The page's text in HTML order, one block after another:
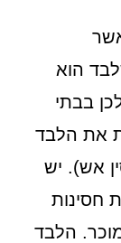
הוא
בבתי
את הלבד
אש). יש
חסינות
הלבד